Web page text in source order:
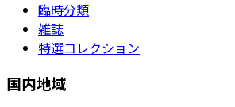
臨時分類
雑誌
特選コレクション
国内地域